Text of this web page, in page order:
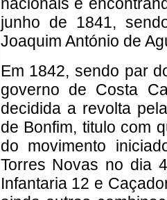
junho de 1841,
Joaquim António de
Em 1842, sendo par
governo de Costa
decidida a revolta
de Bonfim, titulo com
do movimento
Torres Novas no dia
Infantaria 12 e